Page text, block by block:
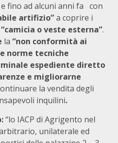
fino ad alcuni anni fa con
artifizio”a coprire i
“camicia o veste esterna”.
la “non conformità ai
norme tecniche
espediente diretto
e migliorarne
la vendita degli
inquilini.
“lo IACP di Agrigento nel
unilaterale ed